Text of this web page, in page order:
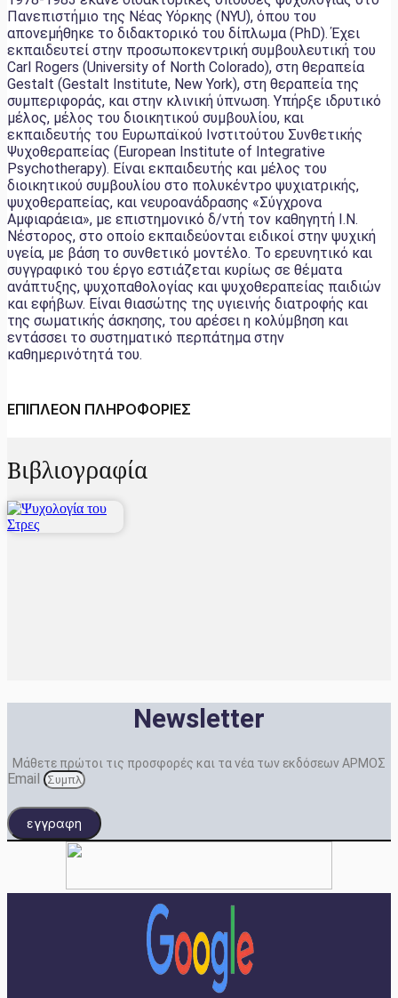
Πανεπιστήμιο της Νέας Υόρκης (NYU), όπου του
απονεμήθηκε το διδακτορικό του δίπλωμα (PhD). Έχει
εκπαιδευτεί στην προσωποκεντρική συμβουλευτική του
Carl Rogers (University of North Colorado), στη θεραπεία
Gestalt (Gestalt Institute, New York), στη θεραπεία της
συμπεριφοράς, και στην κλινική ύπνωση. Υπήρξε ιδρυτικό
μέλος, μέλος του διοικητικού συμβουλίου, και
εκπαιδευτής του Ευρωπαϊκού Ινστιτούτου Συνθετικής
Ψυχοθεραπείας (European Institute of Integrative
Psychotherapy). Είναι εκπαιδευτής και μέλος του
διοικητικού συμβουλίου στο πολυκέντρο ψυχιατρικής,
ψυχοθεραπείας, και νευροανάδρασης «Σύγχρονα
Αμφιαράεια», με επιστημονικό δ/ντή τον καθηγητή Ι.Ν.
Νέστορος, στο οποίο εκπαιδεύονται ειδικοί στην ψυχική
υγεία, με βάση το συνθετικό μοντέλο. Το ερευνητικό και
συγγραφικό του έργο εστιάζεται κυρίως σε θέματα
ανάπτυξης, ψυχοπαθολογίας και ψυχοθεραπείας παιδιών
και εφήβων. Είναι θιασώτης της υγιεινής διατροφής και
της σωματικής άσκησης, του αρέσει η κολύμβηση και
εντάσσει το συστηματικό περπάτημα στην
καθημερινότητά του.
ΕΠΙΠΛΕΟΝ ΠΛΗΡΟΦΟΡΙΕΣ
Βιβλιογραφία
Newsletter
Μάθετε πρώτοι τις προσφορές και τα νέα των εκδόσεων ΑΡΜΟΣ
Email
εγγραφη